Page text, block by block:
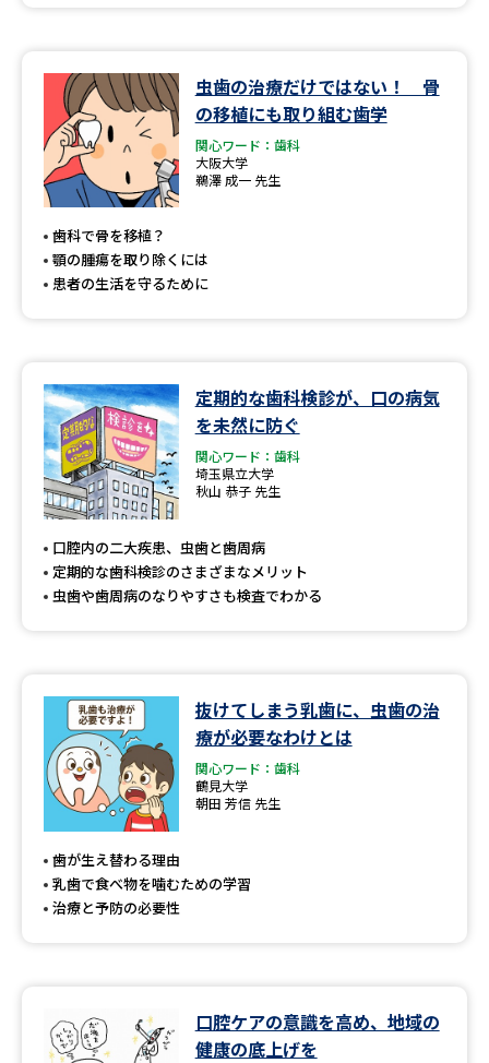
虫歯の治療だけではない！ 骨
の移植にも取り組む歯学
関心ワード：歯科
大阪大学
鵜澤 成一 先生
歯科で骨を移植？
顎の腫瘍を取り除くには
患者の生活を守るために
定期的な歯科検診が、口の病気
を未然に防ぐ
関心ワード：歯科
埼玉県立大学
秋山 恭子 先生
口腔内の二大疾患、虫歯と歯周病
定期的な歯科検診のさまざまなメリット
虫歯や歯周病のなりやすさも検査でわかる
抜けてしまう乳歯に、虫歯の治
療が必要なわけとは
関心ワード：歯科
鶴見大学
朝田 芳信 先生
歯が生え替わる理由
乳歯で食べ物を噛むための学習
治療と予防の必要性
口腔ケアの意識を高め、地域の
健康の底上げを